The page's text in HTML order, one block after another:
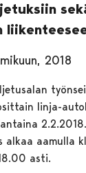
2018
linja-
2.2.2018.
alkaa aamulla
asti.